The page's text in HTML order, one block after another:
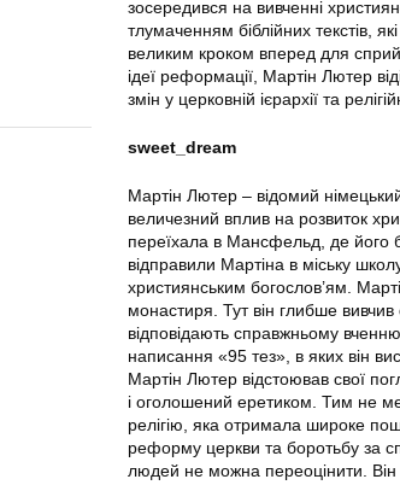
зосередився на вивченні
тлумаченням біблійних текстів,
великим кроком вперед для
ідеї реформації, Мартін Лютер
змін у церковній ієрархії та
sweet_dream
Мартін Лютер – відомий
величезний вплив на розвиток
переїхала в Мансфельд, де його
відправили Мартіна в міську
християнським богослов’ям.
монастиря. Тут він глибше
відповідають справжньому
написання «95 тез», в яких він
Мартін Лютер відстоював свої
і оголошений еретиком. Тим не
релігію, яка отримала широке
реформу церкви та боротьбу за
людей не можна переоцінити. Він